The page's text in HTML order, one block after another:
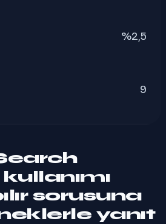
%2,5
9
sorusuna
yanıt